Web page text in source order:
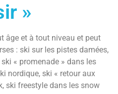
»
âge et à tout niveau et peut
: ski sur les pistes damées,
« promenade » dans les
nordique, ski « retour aux
ski freestyle dans les snow